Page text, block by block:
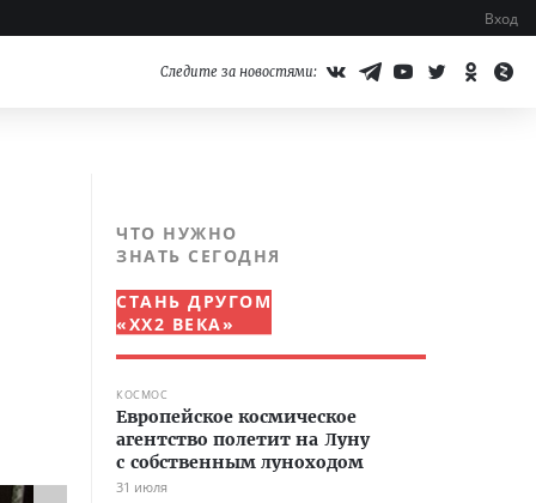
Вход
Следите за новостями:
ЧТО НУЖНО
ЗНАТЬ СЕГОДНЯ
СТАНЬ ДРУГОМ
«XX2 ВЕКА»
КОСМОС
Европейское космическое
агентство полетит на Луну
с собственным луноходом
31 июля